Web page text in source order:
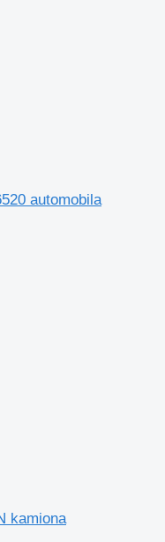
automobila
kamiona